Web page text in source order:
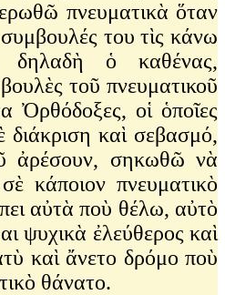
πνευματικὰ ὅταν
του τὶς κάνω
ὁ καθένας,
τοῦ πνευματικοῦ
Ὀρθόδοξες, οἱ ὁποῖες
διάκριση καὶ σεβασμό,
ἀρέσουν, σηκωθῶ νὰ
κάποιον πνευματικὸ
αὐτὰ ποὺ θέλω, αὐτὸ
ψυχικὰ ἐλεύθερος καὶ
καὶ ἄνετο δρόμο ποὺ
θάνατο.